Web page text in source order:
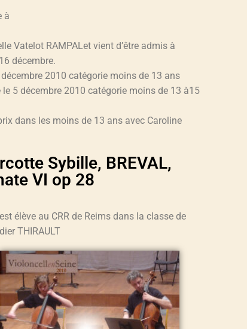
à
Vatelot RAMPALet vient d’être admis à
décembre.
2010 catégorie moins de 13 ans
5 décembre 2010 catégorie moins de 13 à15
dans les moins de 13 ans avec Caroline
Sybille, BREVAL,
VI op 28
élève au CRR de Reims dans la classe de
THIRAULT